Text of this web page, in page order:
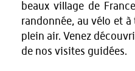
beaux village de
randonnée, au vélo et
plein air. Venez
de nos visites guidées.